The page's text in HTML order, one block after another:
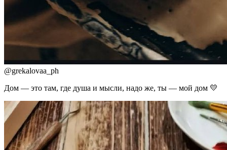
@grekalovaa_ph
Дом — это там, где душа и мысли, надо же, ты — мой дом 💛